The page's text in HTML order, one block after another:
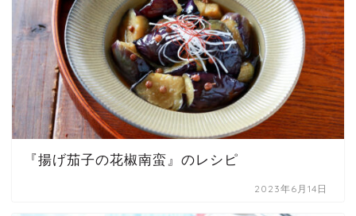
『揚げ茄子の花椒南蛮』のレシピ
2023年6月14日